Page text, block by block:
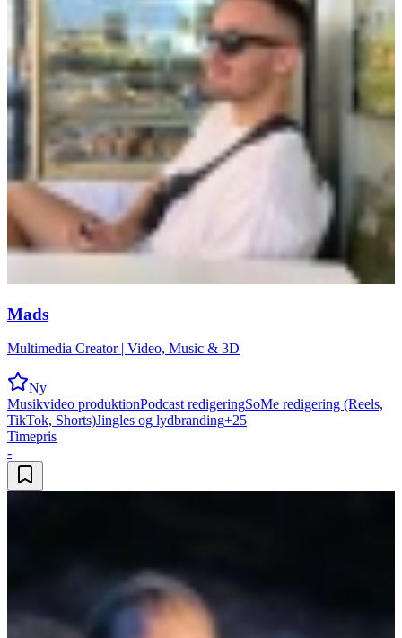
Mads
Multimedia Creator | Video, Music & 3D
Ny
Musikvideo produktionPodcast redigeringSoMe redigering (Reels,
TikTok, Shorts)Jingles og lydbranding+25
Timepris
-